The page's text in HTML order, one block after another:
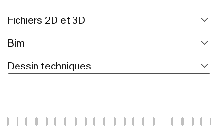
Fichiers 2D et 3D
Bim
Dessin techniques